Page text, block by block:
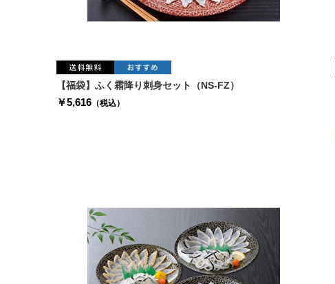
【福袋】ふく霜降り刺身セット（NS-FZ）
￥5,616 （税込）